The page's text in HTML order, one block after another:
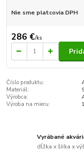
Nie sme platcovia DPH
286 €/ks
Číslo produktu:
Materiál:
Výrobca:
Výroba na mieru:
Vyrábané
dĺžka x šírka x